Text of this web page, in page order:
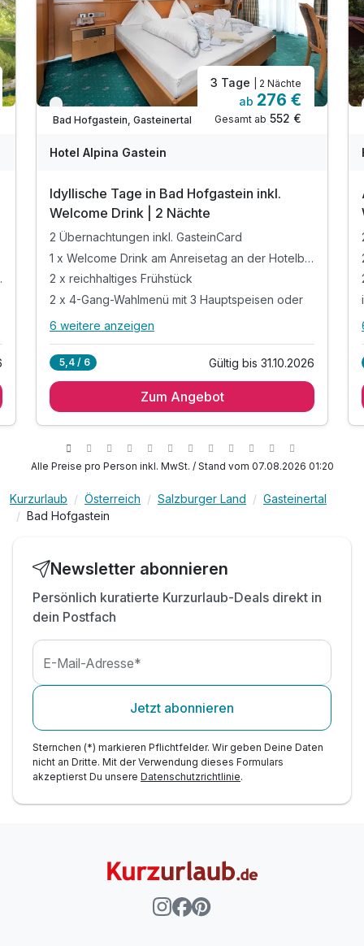
Nur noch bis Oktober
Bad Hofgastein, Gasteinertal
3 Tage | 2 Nächte
ab 276 €
Gesamt ab 552 €
Hotel Alpina Gastein
Idyllische Tage in Bad Hofgastein inkl.
Welcome Drink | 2 Nächte
2 Übernachtungen inkl. GasteinCard
1 x Welcome Drink am Anreisetag an der Hotelbar
2 x reichhaltiges Frühstück
2 x 4-Gang-Wahlmenü mit 3 Hauptspeisen oder
Alle Inklusivleistungen
1 x Welcome Drink am Anreisetag an der
Hotelbar
2 x 4-Gang-Wahlmenü mit 3 Hauptspeisen oder
inkl. Nutzung vom Alpina SPA mit Thermal-
Hallenbad
inkl. Shuttleservice vom/zum Bahnhof
inkl. W-LAN Nutzung & Internetzugang
inkl. kostenlose Parkplätze nach Verfügbarkeit
6 weitere anzeigen
5,4 / 6 Gültig bis 31.10.2026
Zum Angebot
Alle Preise pro Person inkl. MwSt. / Stand vom 07.08.2026 01:20
Kurzurlaub Österreich Salzburger Land
Gasteinertal
Bad Hofgastein
Newsletter abonnieren
Persönlich kuratierte Kurzurlaub-Deals direkt in
dein Postfach
E-Mail-Adresse*
Jetzt abonnieren
Sternchen (*) markieren Pflichtfelder. Wir geben Deine Daten
nicht an Dritte. Mit der Verwendung dieses Formulars
akzeptierst Du unsere Datenschutzrichtlinie.